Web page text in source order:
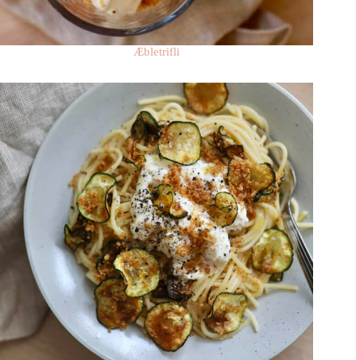
Æbletrifli